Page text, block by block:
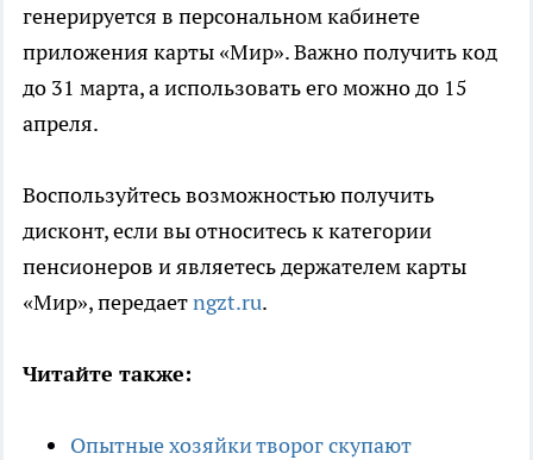
генерируется в персональном кабинете
приложения карты «Мир». Важно получить код
до 31 марта, а использовать его можно до 15
апреля.
Воспользуйтесь возможностью получить
дисконт, если вы относитесь к категории
пенсионеров и являетесь держателем карты
«Мир», передаетngzt.ru.
Читайте также:
Опытные хозяйки творог скупают